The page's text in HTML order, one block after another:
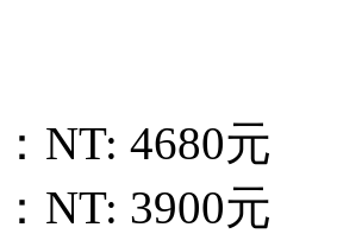
NT: 4680元
NT: 3900元